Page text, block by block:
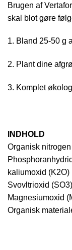
Brugen af
skal blot gøre
1. Bland 25-50 g
2. Plant dine
3. Komplet
INDHOLD
Organisk
kaliumoxid (K2O)
Svovltrioxid
Magnesiumoxid
Organisk